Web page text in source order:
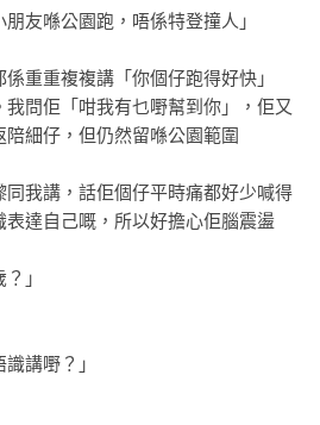
友喺公園跑，唔係特登撞人」
重重複複講「你個仔跑得好快」
我問佢「咁我有乜嘢幫到你」，佢又
細仔，但仍然留喺公園範圍
我講，話佢個仔平時痛都好少喊得
達自己嘅，所以好擔心佢腦震盪
」
講嘢？」